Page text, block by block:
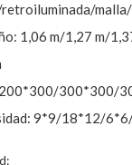
malla/
1,06 m/1,27 m/
300*300/
9*9/18*12/